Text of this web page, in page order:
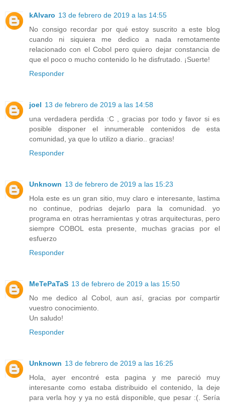
kAlvaro 13 de febrero de 2019 a las 14:55
No consigo recordar por qué estoy suscrito a este blog
cuando ni siquiera me dedico a nada remotamente
relacionado con el Cobol pero quiero dejar constancia de
que el poco o mucho contenido lo he disfrutado. ¡Suerte!
Responder
joel 13 de febrero de 2019 a las 14:58
una verdadera perdida :C , gracias por todo y favor si es
posible disponer el innumerable contenidos de esta
comunidad, ya que lo utilizo a diario.. gracias!
Responder
Unknown 13 de febrero de 2019 a las 15:23
Hola este es un gran sitio, muy claro e interesante, lastima
no continue, podrias dejarlo para la comunidad. yo
programa en otras herramientas y otras arquitecturas, pero
siempre COBOL esta presente, muchas gracias por el
esfuerzo
Responder
MeTePaTaS 13 de febrero de 2019 a las 15:50
No me dedico al Cobol, aun así, gracias por compartir
vuestro conocimiento.
Un saludo!
Responder
Unknown 13 de febrero de 2019 a las 16:25
Hola, ayer encontré esta pagina y me pareció muy
interesante como estaba distribuido el contenido, la deje
para verla hoy y ya no está disponible, que pesar :(. Sería